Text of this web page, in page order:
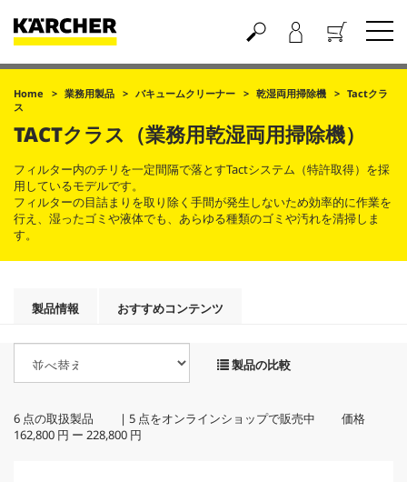
買い物かご
Home 業務用製品 バキュームクリーナー 乾湿両用掃除機
Tactクラ
ス
TACTクラス（業務用乾湿両用掃除機）
フィルター内のチリを一定間隔で落とすTactシステム（特許取得）を採
用しているモデルです。
フィルターの目詰まりを取り除く手間が発生しないため効率的に作業を
行え、湿ったゴミや液体でも、あらゆる種類のゴミや汚れを清掃しま
す。
製品情報 おすすめコンテンツ
製品の比較
6 点の取扱製品 | 5 点をオンラインショップで販売中 価格
162,800 円 ー 228,800 円